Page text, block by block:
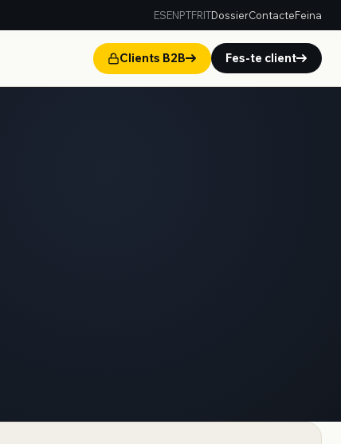
ESENPTFRITDossierContacteFeina
Clients B2B Fes-te client